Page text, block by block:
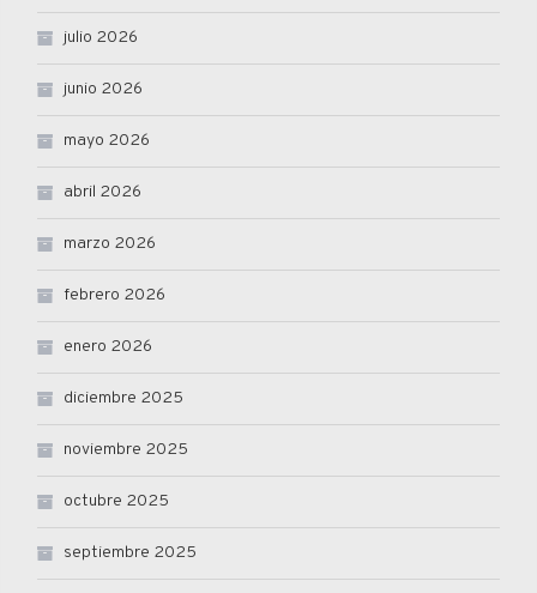
julio 2026
junio 2026
mayo 2026
abril 2026
marzo 2026
febrero 2026
enero 2026
diciembre 2025
noviembre 2025
octubre 2025
septiembre 2025